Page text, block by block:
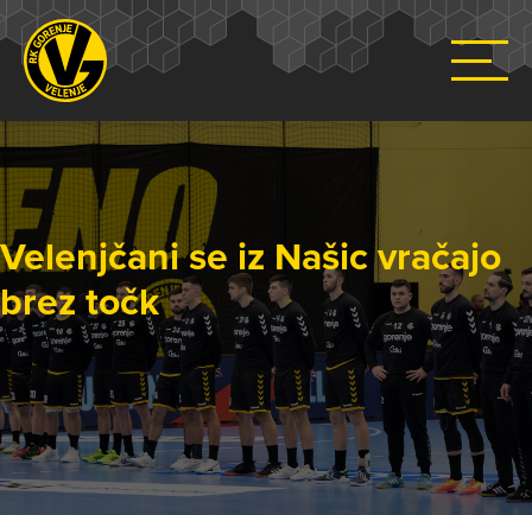
Velenjčani se iz Našic vračajo
brez točk